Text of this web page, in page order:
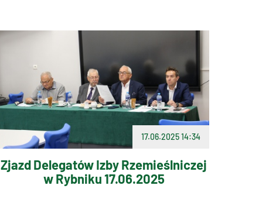
17.06.2025 14:34
Zjazd Delegatów Izby Rzemieślniczej
w Rybniku 17.06.2025